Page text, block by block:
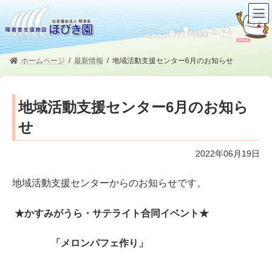
テ
ン
ツ
ス
ゲ
ー
シ
ン
ホームページ 最新情報 地域活動支援センター6月のお知らせ
地域活動支援センター6月のお知ら
せ
2022年06月19日
地域活動支援センターからのお知らせです。
★かすみがうら・サテライト合同イベント★
「メロンパフェ作り」